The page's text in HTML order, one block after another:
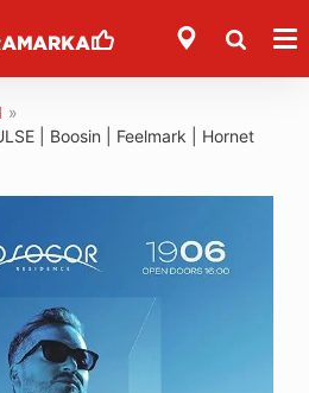
»
| Boosin | Feelmark | Hornet